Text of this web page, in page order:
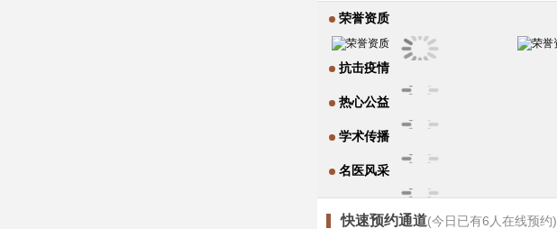
荣誉资质
抗击疫情
热心公益
学术传播
名医风采
快速预约通道(今日已有6 人在线预约)